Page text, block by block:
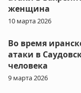
женщина
10 марта 2026
Во время
атаки в
человека
9 марта 2026